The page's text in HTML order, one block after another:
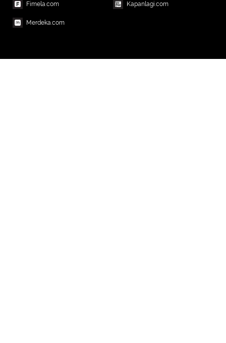
Fimela.com Kapanlagi.com
Merdeka.com